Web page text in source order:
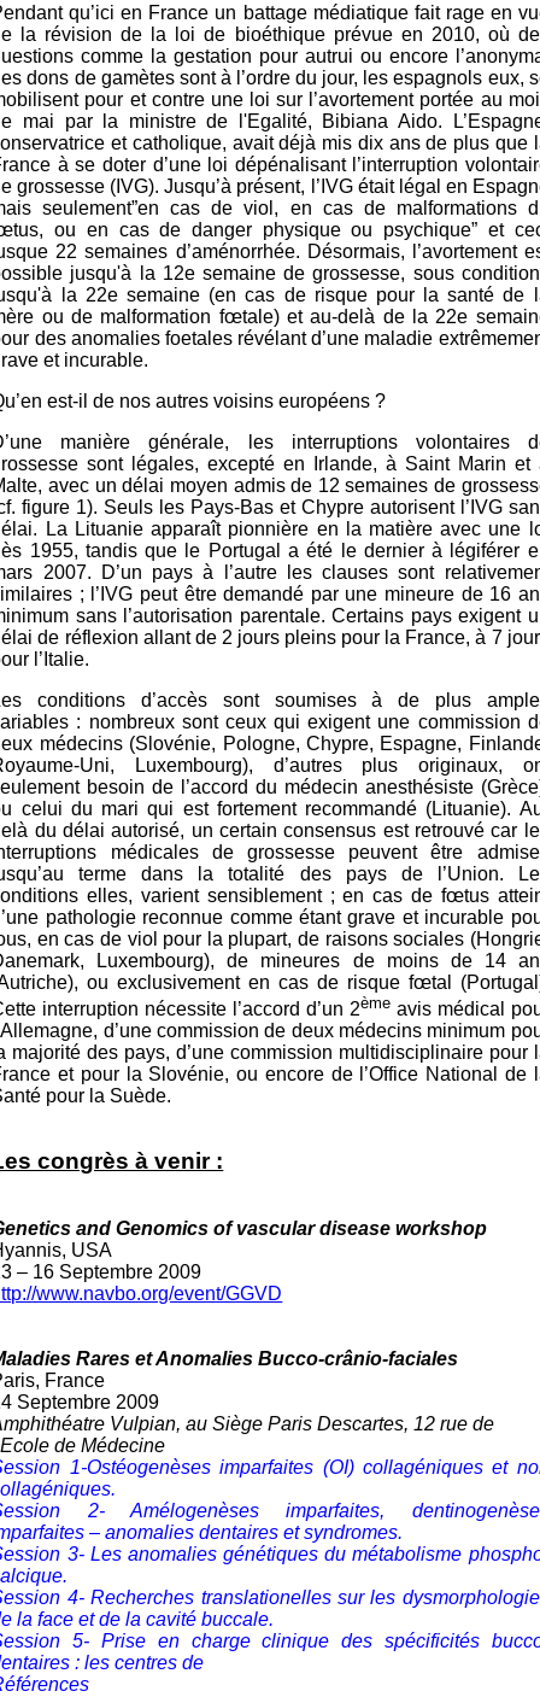
qu’ici en France un battage médiatique fait rage en
la révision de la loi de bioéthique prévue en 2010, où
comme la gestation pour autrui ou encore
dons de gamètes sont à l’ordre du jour, les espagnols eux,
pour et contre une loi sur l’avortement portée au
mai par la ministre de l'Egalité, Bibiana Aido.
et catholique, avait déjà mis dix ans de plus que
à se doter d’une loi dépénalisant l’interruption
grossesse (IVG). Jusqu’à présent, l’IVG était légal en
seulement”en cas de viol, en cas de malformations
ou en cas de danger physique ou psychique” et
22 semaines d’aménorrhée. Désormais, l’avortement
jusqu'à la 12e semaine de grossesse, sous
la 22e semaine (en cas de risque pour la santé de
ou de malformation fœtale) et au-delà de la 22e
des anomalies foetales révélant d’une maladie
et incurable.
est-il de nos autres voisins européens ?
manière générale, les interruptions volontaires
sont légales, excepté en Irlande, à Saint Marin et
avec un délai moyen admis de 12 semaines de
figure 1). Seuls les Pays-Bas et Chypre autorisent l’IVG
La Lituanie apparaît pionnière en la matière avec une
1955, tandis que le Portugal a été le dernier à légiférer
2007. D’un pays à l’autre les clauses sont
; l’IVG peut être demandé par une mineure de 16
sans l’autorisation parentale. Certains pays exigent
de réflexion allant de 2 jours pleins pour la France, à 7
l’Italie.
conditions d’accès sont soumises à de plus
: nombreux sont ceux qui exigent une commission
médecins (Slovénie, Pologne, Chypre, Espagne,
Uni, Luxembourg), d’autres plus originaux,
besoin de l’accord du médecin anesthésiste
celui du mari qui est fortement recommandé (Lituanie).
du délai autorisé, un certain consensus est retrouvé car
médicales de grossesse peuvent être
terme dans la totalité des pays de l’Union.
elles, varient sensiblement ; en cas de fœtus
pathologie reconnue comme étant grave et incurable
en cas de viol pour la plupart, de raisons sociales
Luxembourg), de mineures de moins de 14
ou exclusivement en cas de risque fœtal
interruption nécessite l’accord d’un 2èmeavis médical
d’une commission de deux médecins minimum
majorité des pays, d’une commission multidisciplinaire pour
et pour la Slovénie, ou encore de l’Office National de
pour la Suède.
congrès à venir :
and Genomics of vascular disease workshop
USA
– 16 Septembre 2009
www.navbo.org/event/GGVD
Rares et Anomalies Bucco-crânio-faciales
France
Septembre 2009
Vulpian, au Siège Paris Descartes, 12 rue de
de Médecine
1-Ostéogenèses imparfaites (OI) collagéniques et
2- Amélogenèses imparfaites,
– anomalies dentaires et syndromes.
3- Les anomalies génétiques du métabolisme
4- Recherches translationelles sur les
la face et de la cavité buccale.
5- Prise en charge clinique des spécificités
: les centres de